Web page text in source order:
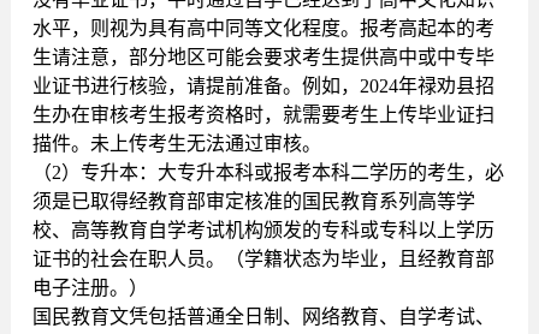
水平，则视为具有高中同等文化程度。报考高起本的考
生请注意，部分地区可能会要求考生提供高中或中专毕
业证书进行核验，请提前准备。例如，2024年禄劝县招
生办在审核考生报考资格时，就需要考生上传毕业证扫
描件。未上传考生无法通过审核。
（2）专升本：大专升本科或报考本科二学历的考生，必
须是已取得经教育部审定核准的国民教育系列高等学
校、高等教育自学考试机构颁发的专科或专科以上学历
证书的社会在职人员。（学籍状态为毕业，且经教育部
电子注册。）
国民教育文凭包括普通全日制、网络教育、自学考试、